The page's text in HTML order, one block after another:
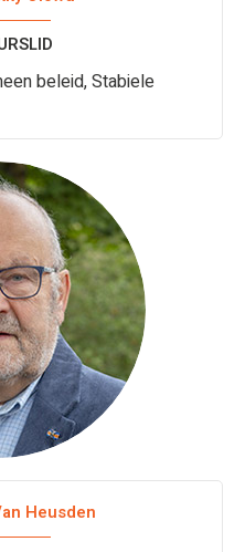
beleid, Stabiele
Heusden